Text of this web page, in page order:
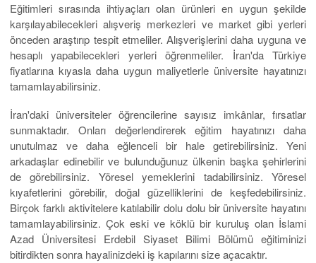
Eğitimleri sırasında ihtiyaçları olan ürünleri en uygun şekilde
karşılayabilecekleri alışveriş merkezleri ve market gibi yerleri
önceden araştırıp tespit etmeliler. Alışverişlerini daha uyguna ve
hesaplı yapabilecekleri yerleri öğrenmeliler. İran'da Türkiye
fiyatlarına kıyasla daha uygun maliyetlerle üniversite hayatınızı
tamamlayabilirsiniz.
İran'daki üniversiteler öğrencilerine sayısız imkânlar, fırsatlar
sunmaktadır. Onları değerlendirerek eğitim hayatınızı daha
unutulmaz ve daha eğlenceli bir hale getirebilirsiniz. Yeni
arkadaşlar edinebilir ve bulunduğunuz ülkenin başka şehirlerini
de görebilirsiniz. Yöresel yemeklerini tadabilirsiniz. Yöresel
kıyafetlerini görebilir, doğal güzelliklerini de keşfedebilirsiniz.
Birçok farklı aktivitelere katılabilir dolu dolu bir üniversite hayatını
tamamlayabilirsiniz. Çok eski ve köklü bir kuruluş olan İslami
Azad Üniversitesi Erdebil Siyaset Bilimi Bölümü eğitiminizi
bitirdikten sonra hayalinizdeki iş kapılarını size açacaktır.